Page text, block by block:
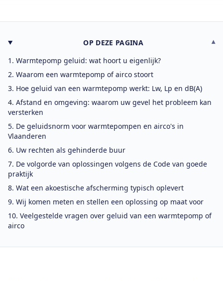
OP DEZE PAGINA
▾
Warmtepomp geluid: wat hoort u eigenlijk?
Waarom een warmtepomp of airco stoort
Hoe geluid van een warmtepomp werkt: Lw, Lp en dB(A)
Afstand en omgeving: waarom uw gevel het probleem kan
versterken
De geluidsnorm voor warmtepompen en airco's in
Vlaanderen
Uw rechten als gehinderde buur
De volgorde van oplossingen volgens de Code van goede
praktijk
Wat een akoestische afscherming typisch oplevert
Wij komen meten en stellen een oplossing op maat voor
Veelgestelde vragen over geluid van een warmtepomp of
airco